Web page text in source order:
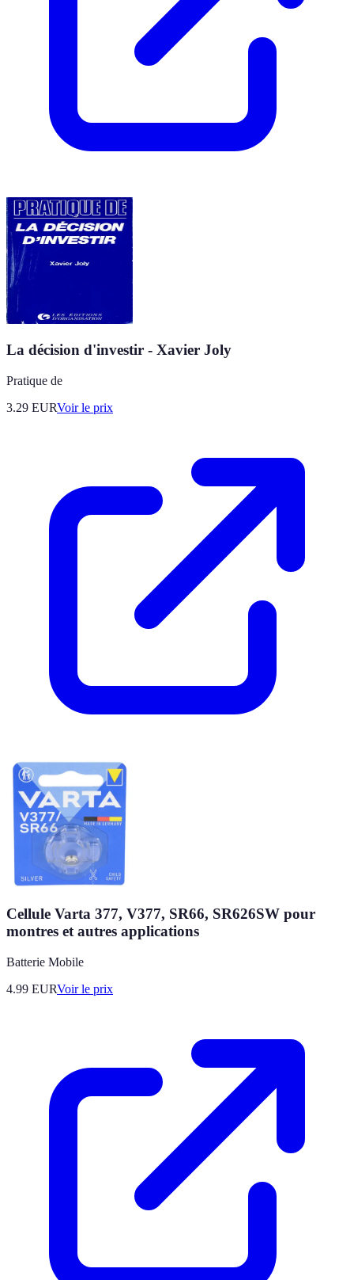
La décision d'investir - Xavier Joly
Pratique de
3.29 EURVoir le prix
Cellule Varta 377, V377, SR66, SR626SW pour
montres et autres applications
Batterie Mobile
4.99 EURVoir le prix